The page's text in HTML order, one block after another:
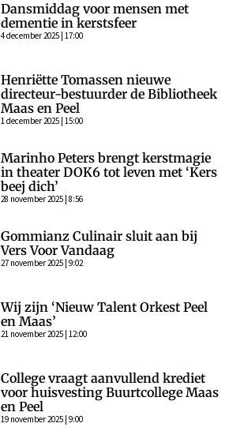
Dansmiddag voor mensen met
dementie in kerstsfeer
4 december 2025 | 17:00
Henriëtte Tomassen nieuwe
directeur-bestuurder de Bibliotheek
Maas en Peel
1 december 2025 | 15:00
Marinho Peters brengt kerstmagie
in theater DOK6 tot leven met ‘Kers
beej dich’
28 november 2025 | 8:56
Gommianz Culinair sluit aan bij
Vers Voor Vandaag
27 november 2025 | 9:02
Wij zijn ‘Nieuw Talent Orkest Peel
en Maas’
21 november 2025 | 12:00
College vraagt aanvullend krediet
voor huisvesting Buurtcollege Maas
en Peel
19 november 2025 | 9:00